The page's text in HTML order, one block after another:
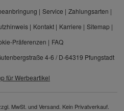
Service
Zahlungsarten
Kontakt Karriere
Sitemap
Präferenzen
FAQ
4-6 / D-64319 Pfungstadt
für Werbeartikel
MwSt. und Versand. Kein Privatverkauf.